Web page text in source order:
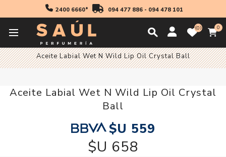
2400 6660* 094 477 886- 094 478 101
0 0
Inicio
Aceite Labial Wet N Wild Lip Oil Crystal Ball
Aceite Labial Wet N Wild Lip Oil Crystal
Ball
$U 559
$U 658